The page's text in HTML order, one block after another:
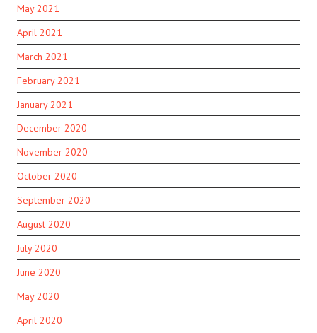
May 2021
April 2021
March 2021
February 2021
January 2021
December 2020
November 2020
October 2020
September 2020
August 2020
July 2020
June 2020
May 2020
April 2020